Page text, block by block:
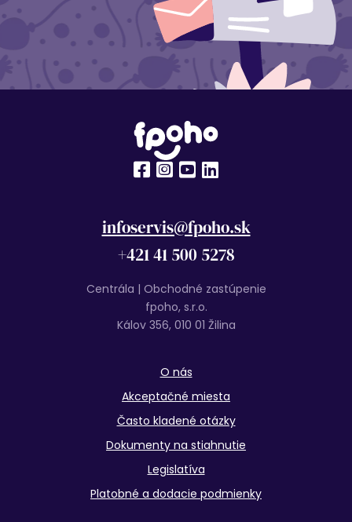
infoservis@fpoho.sk
+421 41 500 5278
Centrála | Obchodné zastúpenie
fpoho, s.r.o.
Kálov 356, 010 01 Žilina
O nás
Akceptačné miesta
Často kladené otázky
Dokumenty na stiahnutie
Legislatíva
Platobné a dodacie podmienky